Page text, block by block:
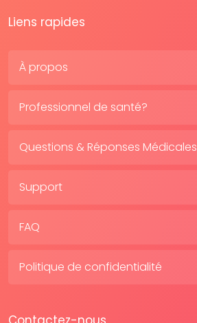
Liens rapides
À propos
Professionnel de santé?
Questions & Réponses Médicales
Support
FAQ
Politique de confidentialité